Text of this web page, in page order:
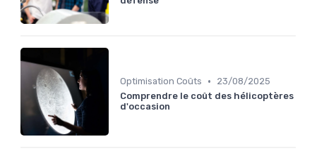
Optimisation Coûts •
23/08/2025
Comprendre le coût des hélicoptères
d'occasion